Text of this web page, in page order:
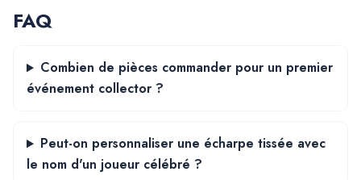
FAQ
Combien de pièces commander pour un premier
événement collector ?
Peut-on personnaliser une écharpe tissée avec
le nom d'un joueur célébré ?